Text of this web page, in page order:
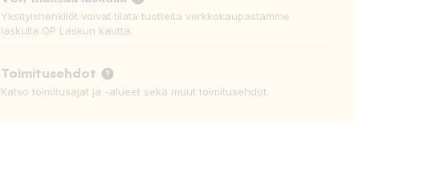
Yksityishenkilöt voivat tilata tuotteita verkkokaupastamme
laskulla OP Laskun kautta.
Toimitusehdot
Katso toimitusajat ja -alueet sekä muut toimitusehdot.